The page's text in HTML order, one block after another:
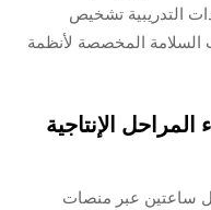
التدريبية تشخيص
السلامة المخصصة لأنظمة
الإنتاجية
ساعتين عبر منصات